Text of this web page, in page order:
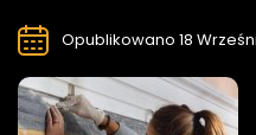
Opublikowano 18